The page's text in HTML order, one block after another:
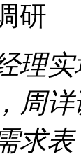
研
理
周
求表